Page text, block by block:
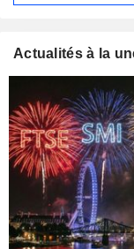
Actualités à la